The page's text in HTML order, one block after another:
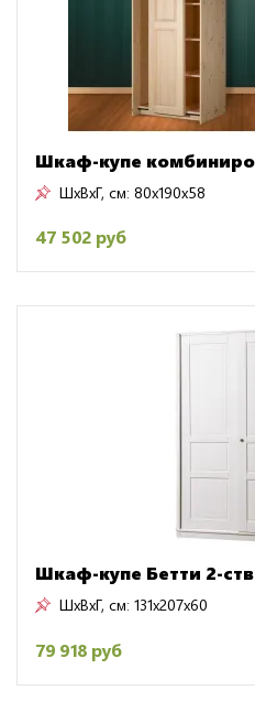
Шкаф-купе
ШxВxГ, см: 80x190x58
47 502 руб
Шкаф-купе Бетти 2-
ШxВxГ, см: 131x207x60
79 918 руб